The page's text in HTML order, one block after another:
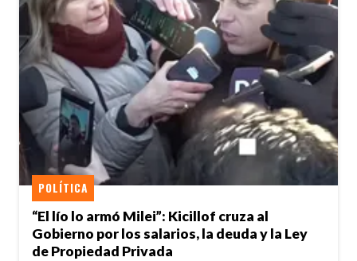
“El lío lo armó Milei”: Kicillof cruza al
Gobierno por los salarios, la deuda y la Ley
de Propiedad Privada
POLÍTICA